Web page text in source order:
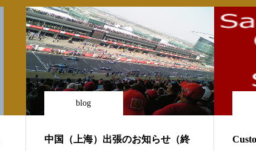
blog
中国（上海）出張のお知らせ（終